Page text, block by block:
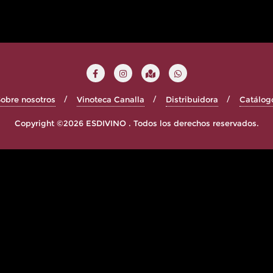
nosotros Vinoteca Canalla Distribuidora
Copyright ©2026 ESDIVINO . Todos los derechos reservados.